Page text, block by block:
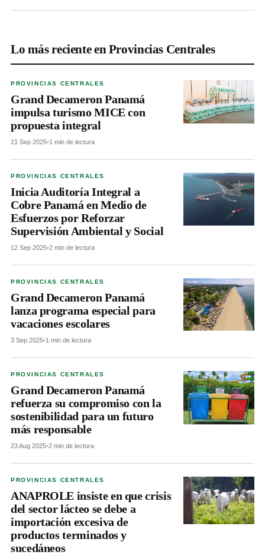
Lo más reciente en Provincias Centrales
PROVINCIAS CENTRALES
Grand Decameron Panamá
impulsa turismo MICE con
propuesta integral
21 Sep 2025•1 min de lectura
PROVINCIAS CENTRALES
Inicia Auditoría Integral a
Cobre Panamá en Medio de
Esfuerzos por Reforzar
Supervisión Ambiental y Social
12 Sep 2025•2 min de lectura
PROVINCIAS CENTRALES
Grand Decameron Panamá
lanza programa especial para
vacaciones escolares
3 Sep 2025•1 min de lectura
PROVINCIAS CENTRALES
Grand Decameron Panamá
refuerza su compromiso con la
sostenibilidad para un futuro
más responsable
23 Aug 2025•2 min de lectura
PROVINCIAS CENTRALES
ANAPROLE insiste en que crisis
del sector lácteo se debe a
importación excesiva de
productos terminados y
sucedáneos